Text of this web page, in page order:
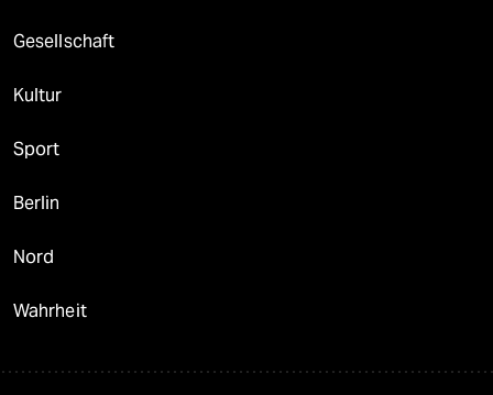
Gesellschaft
Kultur
Sport
Berlin
Nord
Wahrheit